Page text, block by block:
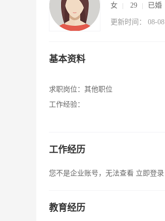
女 29 已婚
更新时间： 08-08
基本资料
求职岗位： 其他职位
工作经验：
工作经历
您不是企业账号，无法查看 立即登录
教育经历